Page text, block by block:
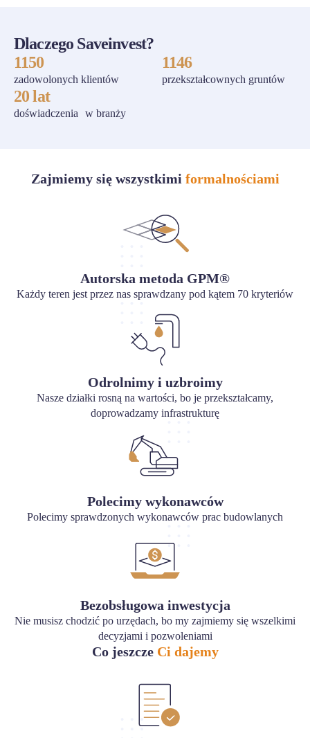
Dlaczego Saveinvest?
1150
zadowolonych klientów
1146
przekształcownych gruntów
20 lat
doświadczenia w branży
Zajmiemy się wszystkimi formalnościami
Autorska metoda GPM®
Każdy teren jest przez nas sprawdzany pod kątem 70 kryteriów
Odrolnimy i uzbroimy
Nasze działki rosną na wartości, bo je przekształcamy,
doprowadzamy infrastrukturę
Polecimy wykonawców
Polecimy sprawdzonych wykonawców prac budowlanych
Bezobsługowa inwestycja
Nie musisz chodzić po urzędach, bo my zajmiemy się wszelkimi
decyzjami i pozwoleniami
Co jeszcze Ci dajemy